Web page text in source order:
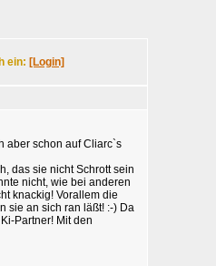
ein: [Login]
aber schon auf Cliarc`s
das sie nicht Schrott sein
nicht, wie bei anderen
knackig! Vorallem die
sie an sich ran läßt! :-) Da
Partner! Mit den